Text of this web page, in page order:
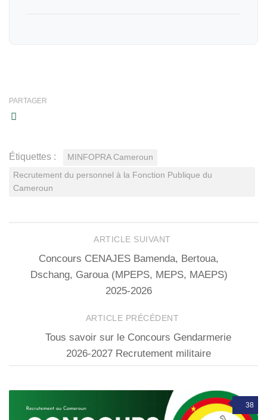
PARTAGER
Étiquettes :
MINFOPRA Cameroun
Recrutement du personnel à la Fonction Publique du
Cameroun
ARTICLE SUIVANT
Concours CENAJES Bamenda, Bertoua,
Dschang, Garoua (MPEPS, MEPS, MAEPS)
2025-2026
ARTICLE PRÉCÉDENT
Tous savoir sur le Concours Gendarmerie
2026-2027 Recrutement militaire
38